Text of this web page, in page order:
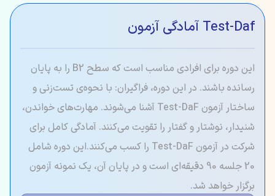
Test-Daf آمادگی آزمون
این دوره برای افرادی مناسب است که سطح B2 را به پایان
رسانده باشند. در این دوره، فراگیران: با نحوه‌ی تست‌زنی و
ساختار آزمون Test-DaF آشنا می‌شوند. مهارت‌های خواندن،
شنیدار، نوشتار و گفتار را تقویت می‌کنند. آمادگی کامل برای
شرکت در آزمون Test-DaF را کسب می‌کنند.این دوره شامل
20 جلسه 90 دقیقه‌ای است و در پایان آن، یک نمونه آزمون
برگزار خواهد شد.